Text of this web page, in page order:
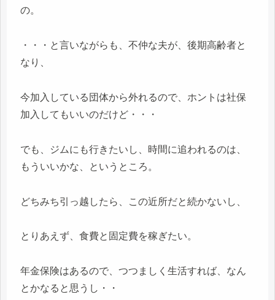
の。
・・・と言いながらも、不仲な夫が、後期高齢者と
なり、
今加入している団体から外れるので、ホントは社保
加入してもいいのだけど・・・
でも、ジムにも行きたいし、時間に追われるのは、
もういいかな、というところ。
どちみち引っ越したら、この近所だと続かないし、
とりあえず、食費と固定費を稼ぎたい。
年金保険はあるので、つつましく生活すれば、なん
とかなると思うし・・